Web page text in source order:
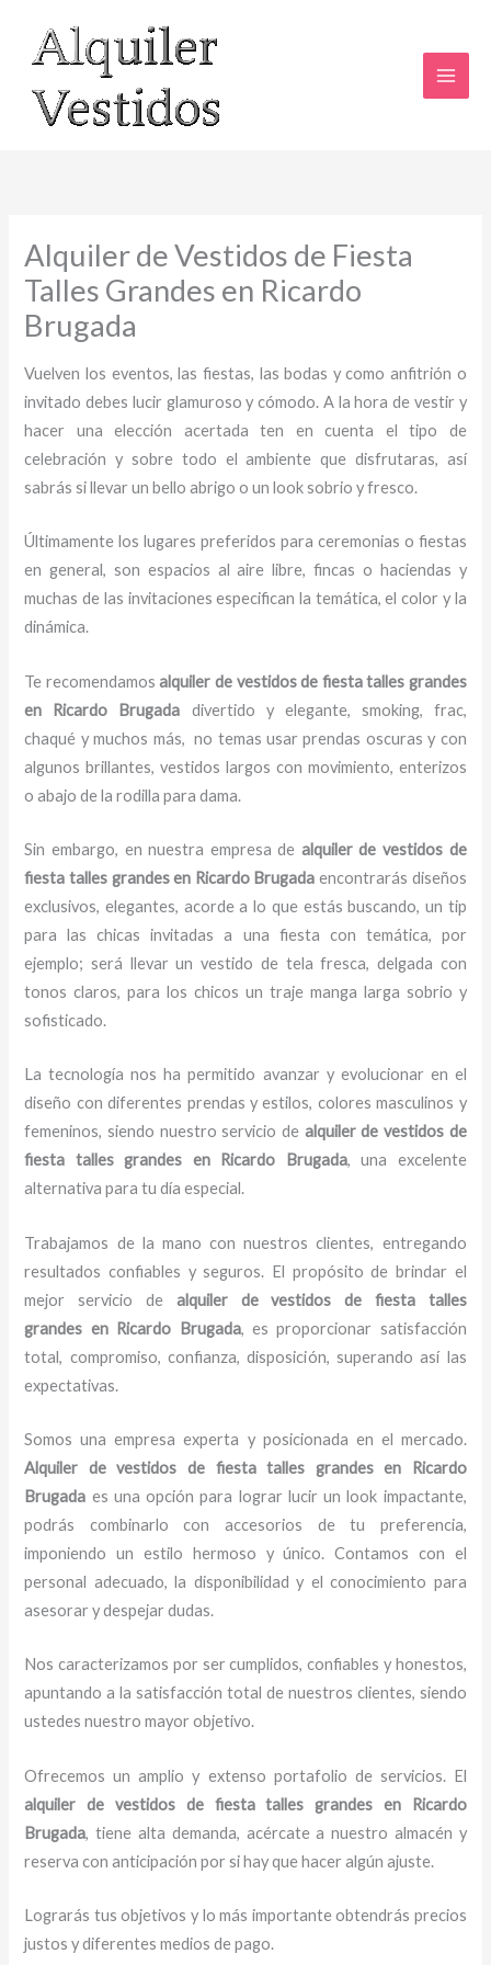
contenido
Alquiler de Vestidos de Fiesta
Talles Grandes en Ricardo
Brugada
Vuelven los eventos, las fiestas, las bodas y como anfitrión o
invitado debes lucir glamuroso y cómodo. A la hora de vestir y
hacer una elección acertada ten en cuenta el tipo de
celebración y sobre todo el ambiente que disfrutaras, así
sabrás si llevar un bello abrigo o un look sobrio y fresco.
Últimamente los lugares preferidos para ceremonias o fiestas
en general, son espacios al aire libre, fincas o haciendas y
muchas de las invitaciones especifican la temática, el color y la
dinámica.
Te recomendamosalquiler de vestidos de fiesta talles grandes
en Ricardo Brugada divertido y elegante, smoking, frac,
chaqué y muchos más, no temas usar prendas oscuras y con
algunos brillantes, vestidos largos con movimiento, enterizos
o abajo de la rodilla para dama.
Sin embargo, en nuestra empresa de alquiler de vestidos de
fiesta talles grandesen Ricardo Brugada encontrarás diseños
exclusivos, elegantes, acorde a lo que estás buscando, un tip
para las chicas invitadas a una fiesta con temática, por
ejemplo; será llevar un vestido de tela fresca, delgada con
tonos claros, para los chicos un traje manga larga sobrio y
sofisticado.
La tecnología nos ha permitido avanzar y evolucionar en el
diseño con diferentes prendas y estilos, colores masculinos y
femeninos, siendo nuestro servicio de alquiler de vestidos de
fiesta talles grandes en Ricardo Brugada, una excelente
alternativa para tu día especial.
Trabajamos de la mano con nuestros clientes, entregando
resultados confiables y seguros. El propósito de brindar el
mejor servicio de alquiler de vestidos de fiesta talles
grandes en Ricardo Brugada, es proporcionar satisfacción
total, compromiso, confianza, disposición, superando así las
expectativas.
Somos una empresa experta y posicionada en el mercado.
Alquiler de vestidos de fiesta talles grandesen Ricardo
Brugada es una opción para lograr lucir un look impactante,
podrás combinarlo con accesorios de tu preferencia,
imponiendo un estilo hermoso y único. Contamos con el
personal adecuado, la disponibilidad y el conocimiento para
asesorar y despejar dudas.
Nos caracterizamos por ser cumplidos, confiables y honestos,
apuntando a la satisfacción total de nuestros clientes, siendo
ustedes nuestro mayor objetivo.
Ofrecemos un amplio y extenso portafolio de servicios. El
alquiler de vestidos de fiesta talles grandes en Ricardo
Brugada, tiene alta demanda, acércate a nuestro almacén y
reserva con anticipación por si hay que hacer algún ajuste.
Lograrás tus objetivos y lo más importante obtendrás precios
justos y diferentes medios de pago.